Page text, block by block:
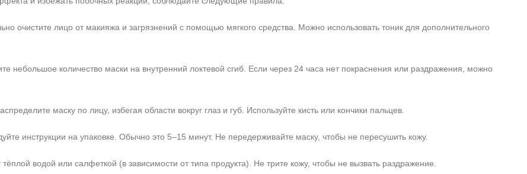
очистите лицо от макияжа и загрязнений с помощью мягкого средства. Можно использовать тоник для дополнительного
небольшое количество маски на внутренний локтевой сгиб. Если через 24 часа нет покраснения или раздражения, можно
маску по лицу, избегая области вокруг глаз и губ. Используйте кисть или кончики пальцев.
инструкции на упаковке. Обычно это 5–15 минут. Не передерживайте маску, чтобы не пересушить кожу.
тёплой водой или салфеткой (в зависимости от типа продукта). Не трите кожу, чтобы не вызвать раздражение.